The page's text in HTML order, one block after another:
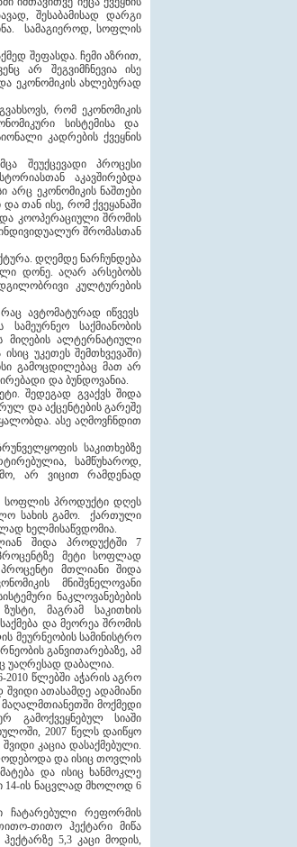
შესაბამისად დარგი
სამაგიეროდ, სოფლის
შეფასდა. ჩემი აზრით,
არ შეგვიმჩნევია ისე
ეკონომიკის ახლებურად
რომ ეკონომიკის
სისტემისა და
კადრების ქვეყნის
შეუქცევადი პროცესი
აკავშირებდა
არც ეკონომიკის ნაშთები
თან ისე, რომ ქვეყანაში
კოოპერაციული შრომის
შრომასთან
დღემდე ნარჩუნდება
დონე. აღარ არსებობს
კულტურების
ავტომატურად იწვევს
საქმიანობის
მიღების ალტერნატიული
უკეთეს შემთხვევაში)
გამოცდილებაც მათ არ
და ბუნდოვანია.
შედეგად გვაქვს შიდა
და აქცენტების გარეშე
ასე აღმოვჩნდით
საკითხებზე
სამწუხაროდ,
არ ვიცით რამდენად
პროდუქტი დღეს
სახის გამო. ქართული
ხელმისაწვდომია.
შიდა პროდუქტში 7
მეტი სოფლად
მთლიანი შიდა
მნიშვნელოვანი
ნაკლოვანებების
მაგრამ საკითხის
და მეორეა შრომის
მეურნეობის სამინისტრო
განვითარებაზე, ამ
უაღრესად დაბალია.
2010 წლებში აჭარის აგრო
ათასამდე ადამიანი
მოქმედი
გამოქვეყნებულ სიაში
2007 წელს დაიწყო
კაცია დასაქმებული.
და ისიც თოვლის
და ისიც ხანმოკლე
14-ის ნაცვლად მხოლოდ 6
ჩატარებული რეფორმის
თითო ჰექტარი მიწა
5,3 კაცი მოდის,